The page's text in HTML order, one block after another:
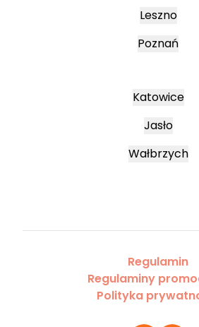
Leszno
Poznań
Katowice
Jasło
Wałbrzych
Regulamin
Regulaminy
Polityka